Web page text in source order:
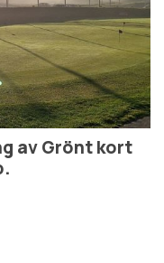
av Grönt kort